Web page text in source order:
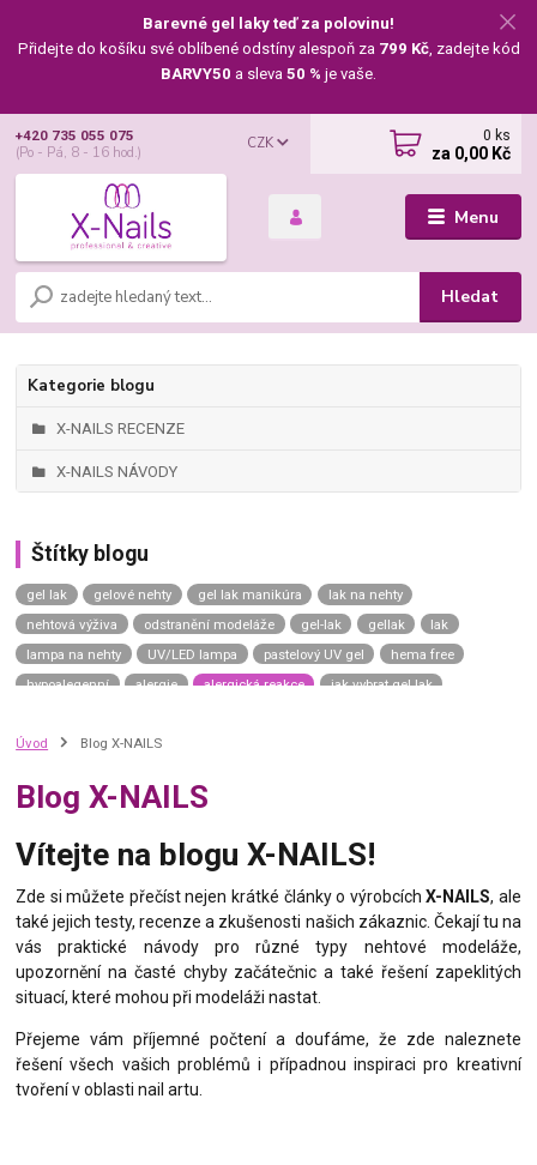
Barevné gel laky teď za polovinu!
Přidejte do košíku své oblíbené odstíny alespoň za 799 Kč, zadejte kód
BARVY50 a sleva 50 % je vaše.
Menu
CZK
Hledat
+420 735 055 075
(Po - Pá, 8 - 16 hod.)
0 ks
za 0,00 Kč
Kategorie blogu
X-NAILS RECENZE
X-NAILS NÁVODY
Štítky blogu
gel lak gelové nehty gel lak manikúra
lak na nehty
nehtová výživa
odstranění modeláže gel-lak gellak
lak
lampa na nehty
UV/LED lampa pastelový UV gel
hema free
hypoalegenní
alergie alergická reakce
jak vybrat gel lak
top coat universe
top coat neptune
top coat mercury dream
uv gel top coat
japonská manikúra
japonský p-shine
vyživující lak na nehty
výživný lak na nehty
complete repair care gel
green spa
calcium gel
nail hardener vitamin bomb
zničené nehty
slabé nehty
kondicionér na nehty tenké nehty
thermo gel lak
termo lak
Úvod Blog X-NAILS
Blog X-NAILS
Vítejte na blogu X-NAILS!
Zde si můžete přečíst nejen krátké články o výrobcíchX-NAILS, ale
také jejich testy, recenze a zkušenosti našich zákaznic. Čekají tu na
vás praktické návody pro různé typy nehtové modeláže,
upozornění na časté chyby začátečnic a také řešení zapeklitých
situací, které mohou při modeláži nastat.
Přejeme vám příjemné počtení a doufáme, že zde naleznete
řešení všech vašich problémů i případnou inspiraci pro kreativní
tvoření v oblasti nail artu.